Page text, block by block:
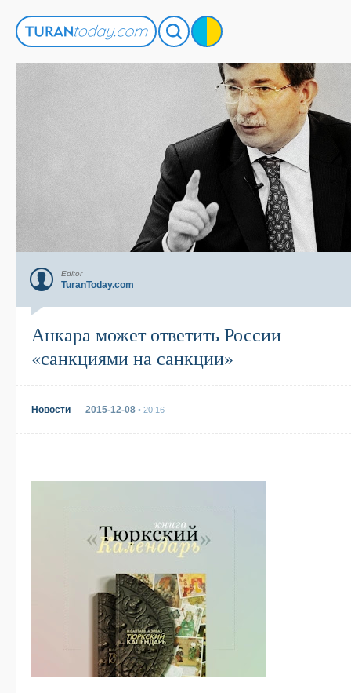
Editor
TuranToday.com
Анкара может ответить России
«санкциями на санкции»
Новости 2015-12-08 • 20:16